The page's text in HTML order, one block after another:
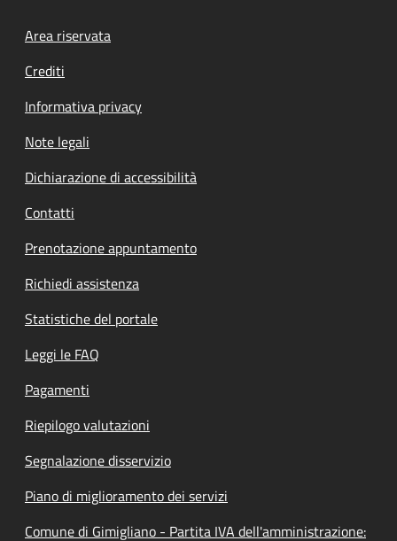
Footer menu
Area riservata
Crediti
Informativa privacy
Note legali
Dichiarazione di accessibilità
Contatti
Prenotazione appuntamento
Richiedi assistenza
Statistiche del portale
Leggi le FAQ
Pagamenti
Riepilogo valutazioni
Segnalazione disservizio
Piano di miglioramento dei servizi
Comune di Gimigliano - Partita IVA dell'amministrazione: